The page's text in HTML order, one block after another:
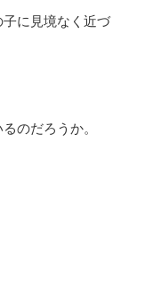
に見境なく近づ
のだろうか。